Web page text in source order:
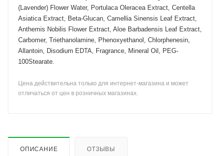
(Lavender) Flower Water, Portulaca Oleracea Extract, Centella
Asiatica Extract, Beta-Glucan, Camellia Sinensis Leaf Extract,
Anthemis Nobilis Flower Extract, Aloe Barbadensis Leaf Extract,
Carbomer, Triethanolamine, Phenoxyethanol, Chlorphenesin,
Allantoin, Disodium EDTA, Fragrance, Mineral Oil, PEG-
100Stearate.
Цена действительна только для интернет-магазина и может
отличаться от цен в розничных магазинах.
ОПИСАНИЕ ОТЗЫВЫ